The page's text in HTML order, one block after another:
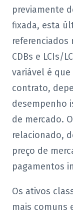
previamente
fixada, esta
referenciados
CDBs e LCIs/
variável é
contrato,
desempenho
de mercado.
relacionado,
preço de
pagamentos
Os ativos
mais comuns